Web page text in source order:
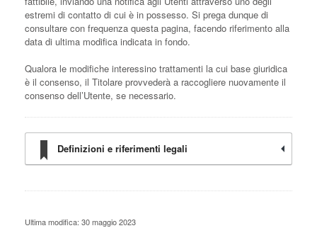
estremi di contatto di cui è in possesso. Si prega dunque di
consultare con frequenza questa pagina, facendo riferimento alla
data di ultima modifica indicata in fondo.
Qualora le modifiche interessino trattamenti la cui base giuridica
è il consenso, il Titolare provvederà a raccogliere nuovamente il
consenso dell’Utente, se necessario.
Definizioni e riferimenti legali
Ultima modifica: 30 maggio 2023